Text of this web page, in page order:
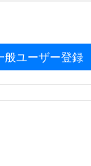
般ユーザー登録